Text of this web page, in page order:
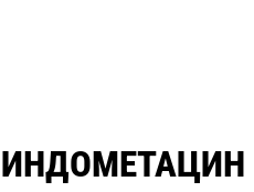
ИНДОМЕТАЦИН